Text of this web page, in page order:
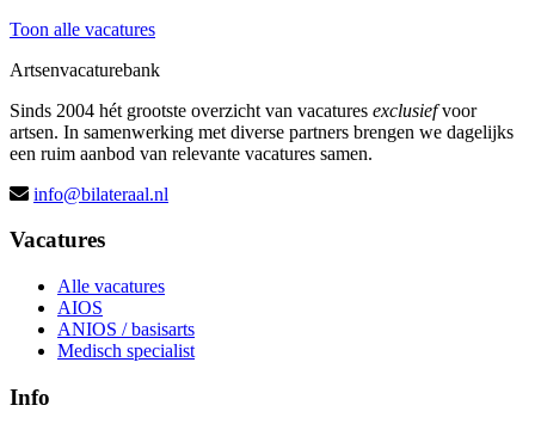
Toon alle vacatures
Artsenvacaturebank
Sinds 2004 hét grootste overzicht van vacatures exclusiefvoor
artsen. In samenwerking met diverse partners brengen we dagelijks
een ruim aanbod van relevante vacatures samen.
info@bilateraal.nl
Vacatures
Alle vacatures
AIOS
ANIOS / basisarts
Medisch specialist
Info